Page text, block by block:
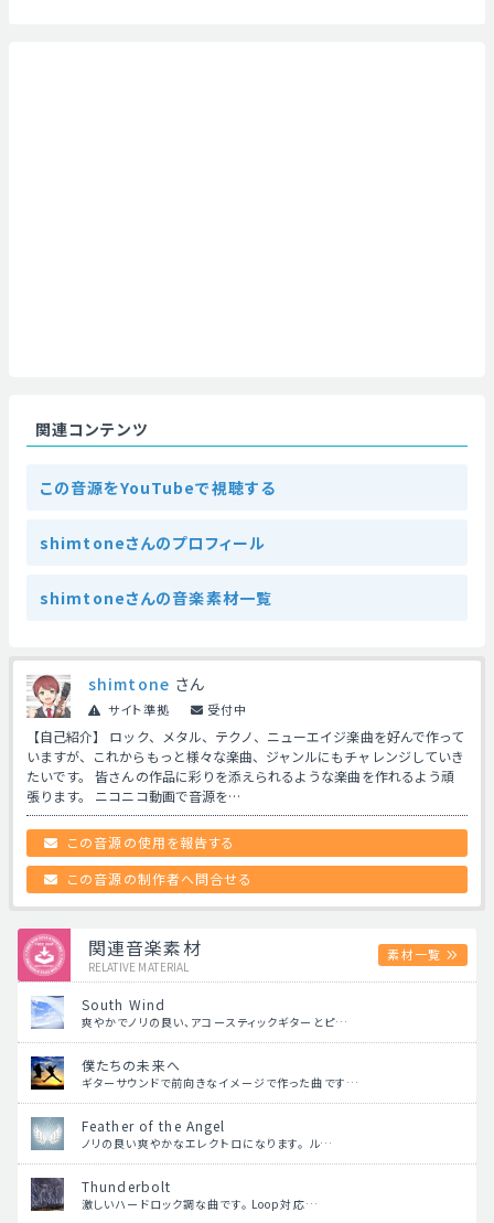
関連コンテンツ
この音源をYouTubeで視聴する
shimtoneさんのプロフィール
shimtoneさんの音楽素材一覧
shimtone さん
サイト準拠 受付中
【自己紹介】 ロック、メタル、テクノ、ニューエイジ楽曲を好んで作って
いますが、これからもっと様々な楽曲、ジャンルにもチャレンジしていき
たいです。 皆さんの作品に彩りを添えられるような楽曲を作れるよう頑
張ります。 ニコニコ動画で音源を…
この音源の使用を報告する
この音源の制作者へ問合せる
関連音楽素材
RELATIVE MATERIAL
素材一覧
South Wind
爽やかでノリの良い、アコースティックギターとピ…
僕たちの未来へ
ギターサウンドで前向きなイメージで作った曲です…
Feather of the Angel
ノリの良い爽やかなエレクトロになります。 ル…
Thunderbolt
激しいハードロック調な曲です。 Loop対応…